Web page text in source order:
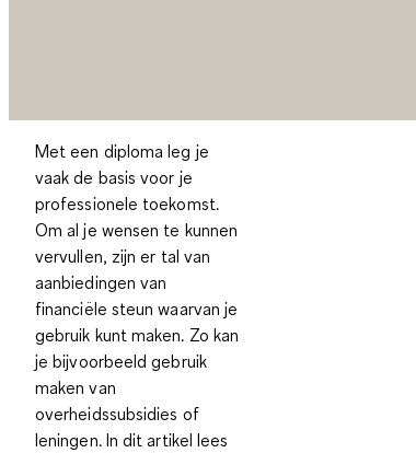
Met een diploma leg je
vaak de basis voor je
professionele toekomst.
Om al je wensen te kunnen
vervullen, zijn er tal van
aanbiedingen van
financiële steun waarvan je
gebruik kunt maken. Zo kan
je bijvoorbeeld gebruik
maken van
overheidssubsidies of
leningen. In dit artikel lees